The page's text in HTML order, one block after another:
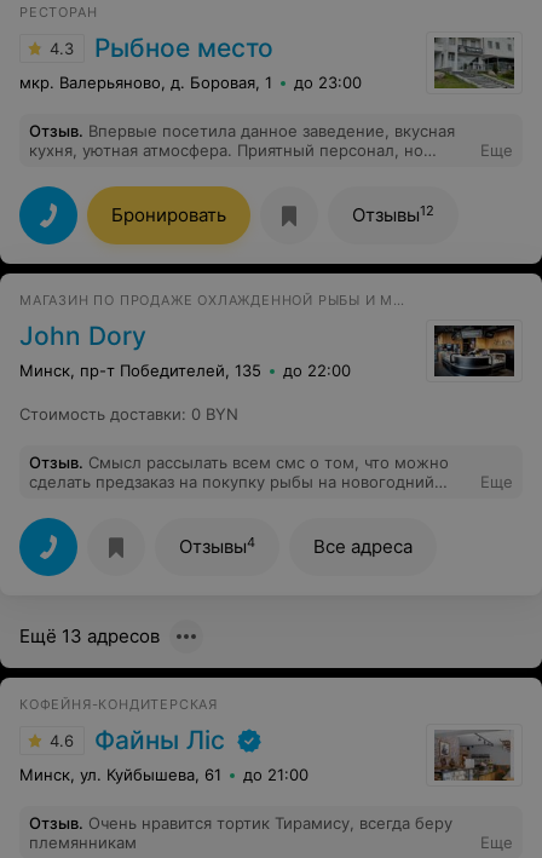
РЕСТОРАН
4.3 Рыбное место
мкр. Валерьяново, д. Боровая, 1 до 23:00
Отзыв. Впервые посетила данное заведение, вкусная
кухня, уютная атмосфера. Приятный персонал, но
всего вечера создавала приятную обстановку. Вечер
удался! С радостью еще приду в это заведение!
Еще
Бронировать Отзывы12
МАГАЗИН ПО ПРОДАЖЕ ОХЛАЖДЕННОЙ РЫБЫ И МОРЕПРОДУКТОВ
John Dory
Минск, пр-т Победителей, 135 до 22:00
Стоимость доставки: 0 BYN
Отзыв. Смысл рассылать всем смс о том, что можно
сделать предзаказ на покупку рыбы на новогодний
заказа от 200 руб. разочаровали. В прошлом году
заказывала рыбу на 3 кг и не было таких ограничений.
Еще
Отзывы4 Все адреса
Ещё 13 адресов
КОФЕЙНЯ-КОНДИТЕРСКАЯ
4.6 Файны Лic
Минск, ул. Куйбышева, 61 до 21:00
Отзыв. Очень нравится тортик Тирамису, всегда беру
племянникам
Еще